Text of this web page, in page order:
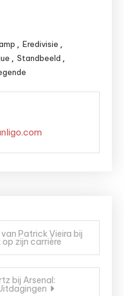
, Eredivisie ,
, Standbeeld ,
Patrick Vieira bij
op zijn carrière
bij Arsenal: